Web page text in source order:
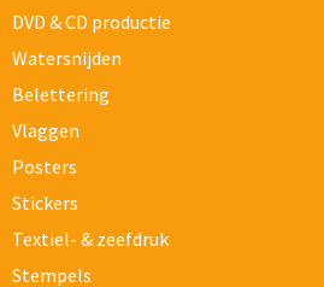
DVD & CD productie
Watersnijden
Belettering
Vlaggen
Posters
Stickers
Textiel- & zeefdruk
Stempels